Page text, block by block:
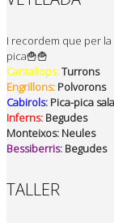
I recordem que per la
pica🍟🍟
Cantallops:Turrons
Engrillons: Polvorons
Cabirols: Pica-pica
Inferns: Begudes
Monteixos: Neules
Bessiberris: Begudes
TALLER